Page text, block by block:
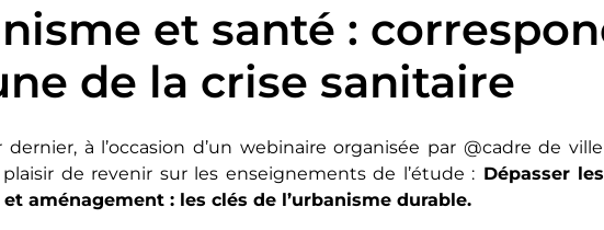
et santé :
de la crise sanitaire
dernier, à l’occasion d’un webinaire organisée par @cadre de
de revenir sur les enseignements de l’étude : Dépasser
aménagement : les clés de l’urbanisme durable.